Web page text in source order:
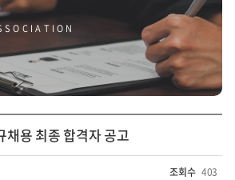
용 최종 합격자 공고
조회수 403